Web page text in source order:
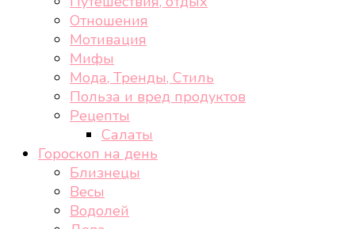
Отношения
Мотивация
Мифы
Мода, Тренды, Стиль
Польза и вред продуктов
Рецепты
Салаты
Гороскоп на день
Близнецы
Весы
Водолей